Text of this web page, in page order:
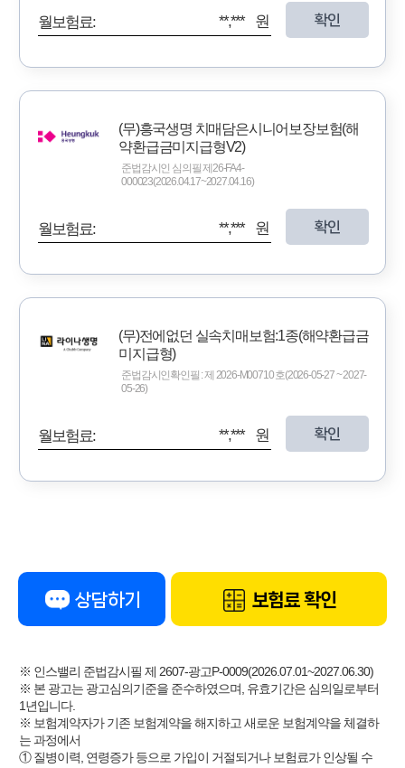
월보험료: **,*** 원 확인
(무)흥국생명 치매담은시니어보장보험(해
약환급금미지급형V2)
준법감시인 심의필 제26-FA4-
000023(2026.04.17~2027.04.16)
월보험료: **,*** 원 확인
(무)전에없던 실속치매보험:1종(해약환급금
미지급형)
준법감시인확인필 : 제 2026-M00710 호(2026-05-27 ~ 2027-
05-26)
월보험료: **,*** 원 확인
상담하기 보험료 확인
※ 인스밸리 준법감시필 제 2607-광고P-0009(2026.07.01~2027.06.30)
※ 본 광고는 광고심의기준을 준수하였으며, 유효기간은 심의일로부터
1년입니다.
※ 보험계약자가 기존 보험계약을 해지하고 새로운 보험계약을 체결하
는 과정에서
① 질병이력, 연령증가 등으로 가입이 거절되거나 보험료가 인상될 수